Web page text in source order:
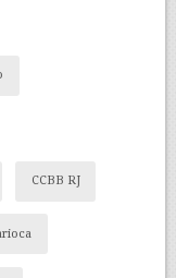
CCBB RJ